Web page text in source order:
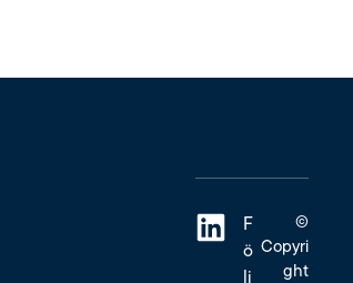
F
ö
lj
©
Copyri
ght